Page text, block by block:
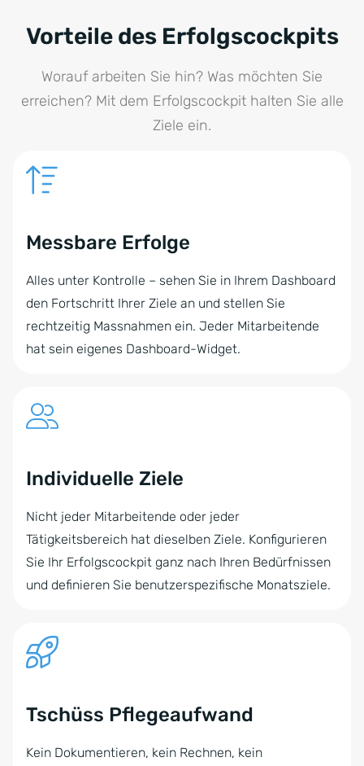
Vorteile des Erfolgscockpits
Worauf arbeiten Sie hin? Was möchten Sie
erreichen? Mit dem Erfolgscockpit halten Sie alle
Ziele ein.
Messbare Erfolge
Alles unter Kontrolle – sehen Sie in Ihrem Dashboard
den Fortschritt Ihrer Ziele an und stellen Sie
rechtzeitig Massnahmen ein. Jeder Mitarbeitende
hat sein eigenes Dashboard-Widget.
Individuelle Ziele
Nicht jeder Mitarbeitende oder jeder
Tätigkeitsbereich hat dieselben Ziele. Konfigurieren
Sie Ihr Erfolgscockpit ganz nach Ihren Bedürfnissen
und definieren Sie benutzerspezifische Monatsziele.
Tschüss Pflegeaufwand
Kein Dokumentieren, kein Rechnen, kein